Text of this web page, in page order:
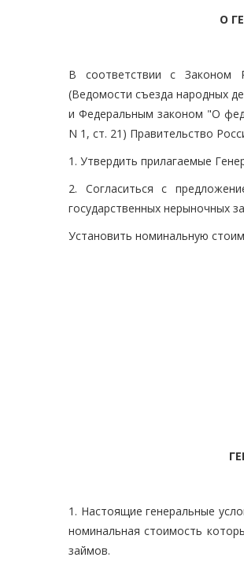
О
В соответствии с Законом
(Ведомости съезда народных
и Федеральным законом "О
N 1, ст. 21) Правительство
1. Утвердить прилагаемые
2. Согласиться с
государственных нерыночных
Установить номинальную
1. Настоящие генеральные
номинальная стоимость
займов.